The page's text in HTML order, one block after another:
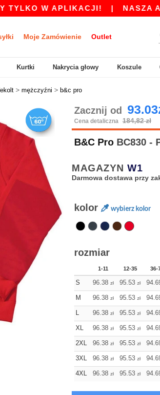
APLIKACJI!|NASZA
Moje Zamówienie Outlet
Kurtki Nakrycia głowy Koszule
> mężczyźni > b&c pro
Zacznij od
Cena detaliczna 184,82 zł
B&C Pro BC830 -
MAGAZYN W1
Darmowa dostawa przy
kolor wybierz kolor
rozmiar
1-11 12-35 36-
S 96.38 zł 95.53 zł
M 96.38 zł 95.53 zł
L 96.38 zł 95.53 zł
XL 96.38 zł 95.53 zł
2XL 96.38 zł 95.53 zł
3XL 96.38 zł 95.53 zł
4XL 96.38 zł 95.53 zł